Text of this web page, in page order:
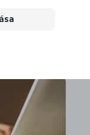
perces olvasás